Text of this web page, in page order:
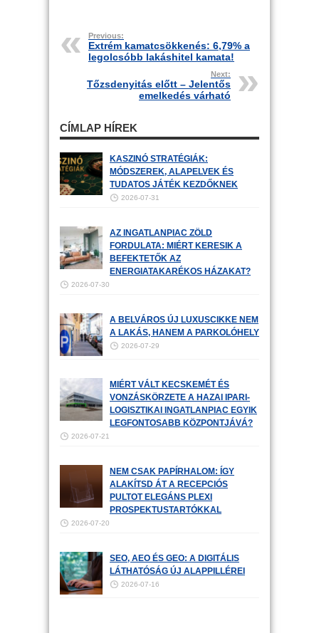
Previous:
Extrém kamatcsökkenés: 6,79% a
legolcsóbb lakáshitel kamata!
Next:
Tőzsdenyitás előtt – Jelentős
emelkedés várható
CÍMLAP HÍREK
KASZINÓ STRATÉGIÁK:
MÓDSZEREK, ALAPELVEK ÉS
TUDATOS JÁTÉK KEZDŐKNEK
2026-07-31
AZ INGATLANPIAC ZÖLD
FORDULATA: MIÉRT KERESIK A
BEFEKTETŐK AZ
ENERGIATAKARÉKOS HÁZAKAT?
2026-07-30
A BELVÁROS ÚJ LUXUSCIKKE NEM
A LAKÁS, HANEM A PARKOLÓHELY
2026-07-29
MIÉRT VÁLT KECSKEMÉT ÉS
VONZÁSKÖRZETE A HAZAI IPARI-
LOGISZTIKAI INGATLANPIAC EGYIK
LEGFONTOSABB KÖZPONTJÁVÁ?
2026-07-21
NEM CSAK PAPÍRHALOM: ÍGY
ALAKÍTSD ÁT A RECEPCIÓS
PULTOT ELEGÁNS PLEXI
PROSPEKTUSTARTÓKKAL
2026-07-20
SEO, AEO ÉS GEO: A DIGITÁLIS
LÁTHATÓSÁG ÚJ ALAPPILLÉREI
2026-07-16